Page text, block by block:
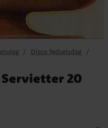
Disco fødselsdag
20